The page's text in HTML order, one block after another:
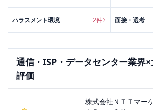
ハラスメント環境 2件 面接・選考
通信・ISP・データセンター業界×
評価
株式会社ＮＴＴマー